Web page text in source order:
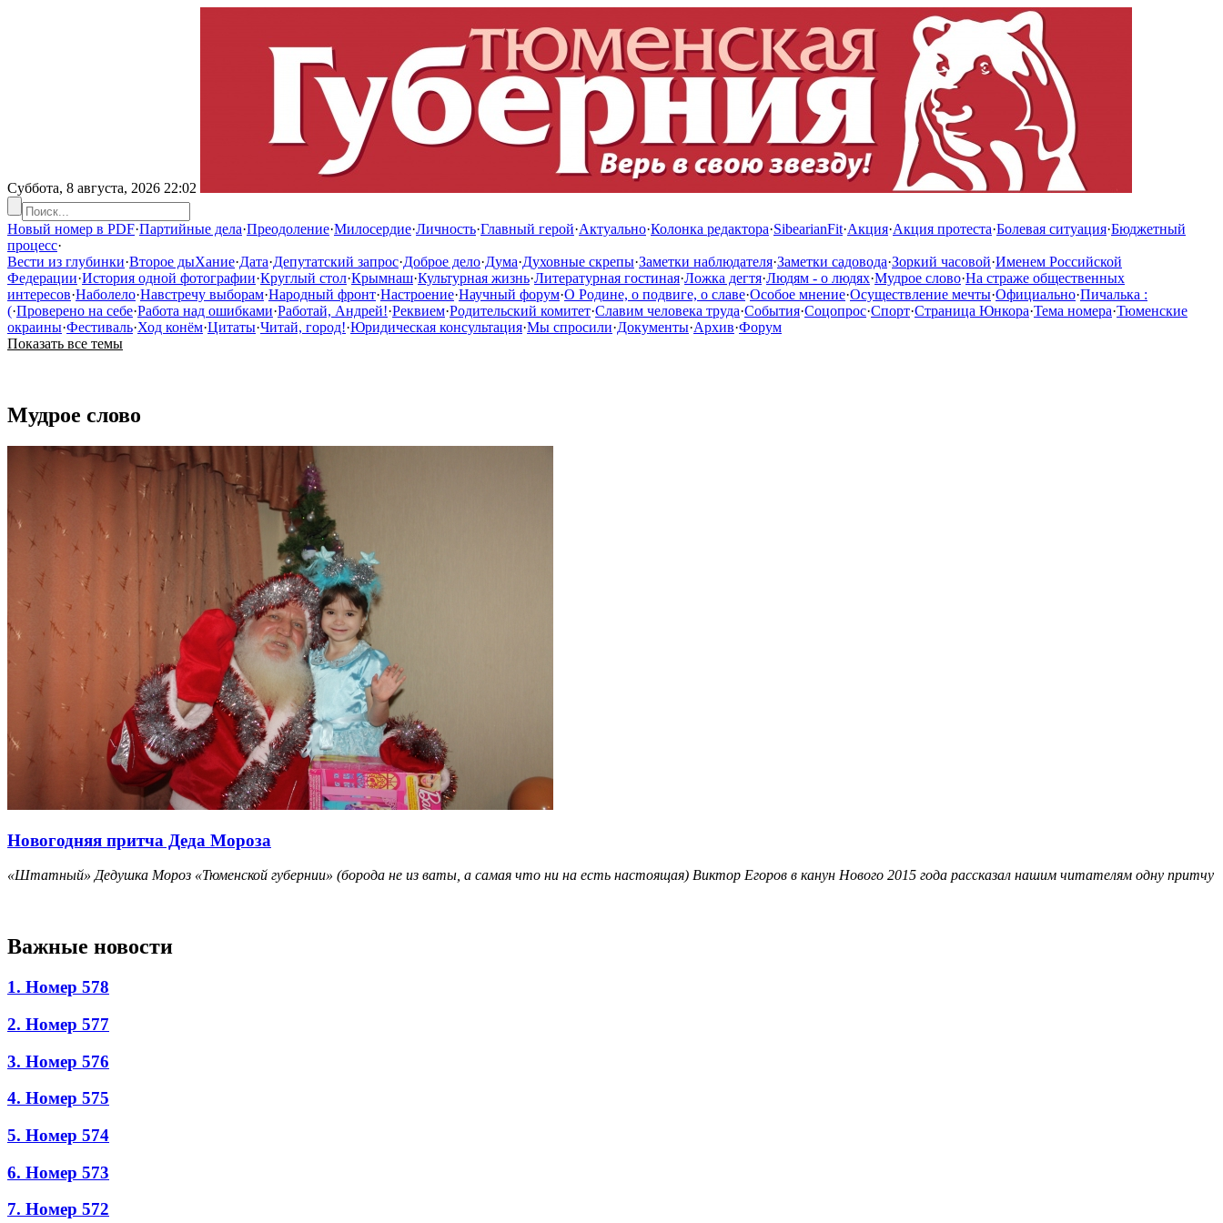
Суббота, 8 августа, 2026 22:02
Новый номер в PDF·Партийные дела·Преодоление·Милосердие·Личность·Главный герой·Актуально·Колонка редактора·SibearianFit·Акция·Акция протеста·Болевая ситуация·Бюджетный
процесс·
Вести из глубинки·Второе дыХание·Дата·Депутатский запрос·Доброе дело·Дума·Духовные скрепы·Заметки наблюдателя·Заметки садовода·Зоркий часовой·Именем Российской
Федерации·История одной фотографии·Круглый стол·Крымнаш·Культурная жизнь·Литературная гостиная·Ложка дегтя·Людям - о людях·Мудрое слово·На страже общественных
интересов·Наболело·Навстречу выборам·Народный фронт·Настроение·Научный форум·О Родине, о подвиге, о славе·Особое мнение·Осуществление мечты·Официально·Пичалька :
(·Проверено на себе·Работа над ошибками·Работай, Андрей!·Реквием·Родительский комитет·Славим человека труда·События·Соцопрос·Спорт·Страница Юнкора·Тема номера·Тюменские
окраины·Фестиваль·Ход конём·Цитаты·Читай, город!·Юридическая консультация·Мы спросили·Документы·Архив·Форум
Показать все темы
Мудрое слово
Новогодняя притча Деда Мороза
«Штатный» Дедушка Мороз «Тюменской губернии» (борода не из ваты, а самая что ни на есть настоящая) Виктор Егоров в канун Нового 2015 года рассказал нашим читателям одну притчу
Важные новости
1. Номер 578
2. Номер 577
3. Номер 576
4. Номер 575
5. Номер 574
6. Номер 573
7. Номер 572